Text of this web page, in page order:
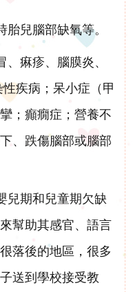
兒腦部缺氧等。
痳疹、腦膜炎、
疾病；呆小症（甲
；癲癇症；營養不
、跌傷腦部或腦部
兒期和兒童期欠缺
幫助其感官、語言
落後的地區，很多
送到學校接受教